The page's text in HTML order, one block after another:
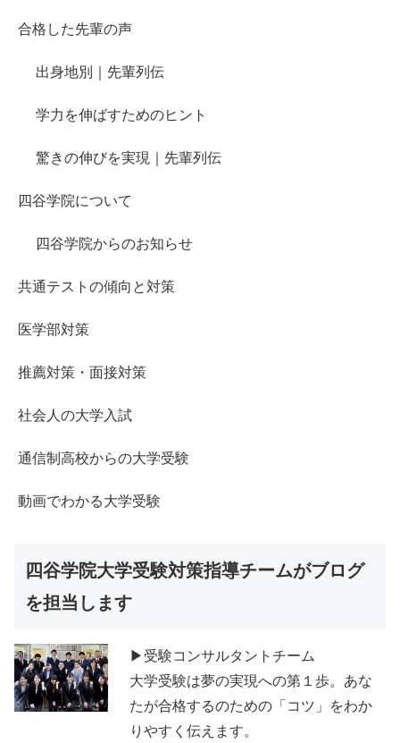
合格した先輩の声
出身地別｜先輩列伝
学力を伸ばすためのヒント
驚きの伸びを実現｜先輩列伝
四谷学院について
四谷学院からのお知らせ
共通テストの傾向と対策
医学部対策
推薦対策・面接対策
社会人の大学入試
通信制高校からの大学受験
動画でわかる大学受験
四谷学院大学受験対策指導チームがブログ
を担当します
▶受験コンサルタントチーム
大学受験は夢の実現への第１歩。あな
たが合格するのための「コツ」をわか
りやすく伝えます。